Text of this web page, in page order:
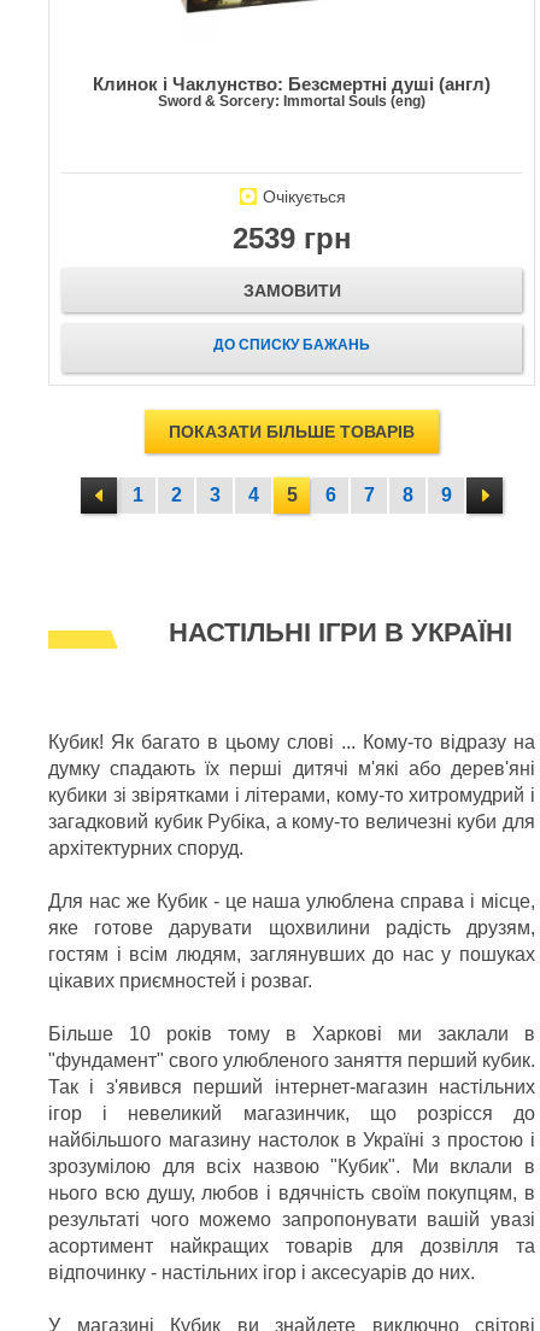
Клинок і Чаклунство: Безсмертні душі (англ)
Sword & Sorcery: Immortal Souls (eng)
Очікується
2539 грн
ЗАМОВИТИ
ДО СПИСКУ БАЖАНЬ
ПОКАЗАТИ БІЛЬШЕ ТОВАРІВ
1 2 3 4 5 6 7 8 9
НАСТІЛЬНІ ІГРИ В УКРАЇНІ
Кубик! Як багато в цьому слові ... Кому-то відразу на
думку спадають їх перші дитячі м'які або дерев'яні
кубики зі звірятками і літерами, кому-то хитромудрий і
загадковий кубик Рубіка, а кому-то величезні куби для
архітектурних споруд.
Для нас же Кубик - це наша улюблена справа і місце,
яке готове дарувати щохвилини радість друзям,
гостям і всім людям, заглянувших до нас у пошуках
цікавих приємностей і розваг.
Більше 10 років тому в Харкові ми заклали в
"фундамент" свого улюбленого заняття перший кубик.
Так і з'явився перший інтернет-магазин настільних
ігор і невеликий магазинчик, що розрісся до
найбільшого магазину настолок в Україні з простою і
зрозумілою для всіх назвою "Кубик". Ми вклали в
нього всю душу, любов і вдячність своїм покупцям, в
результаті чого можемо запропонувати вашій увазі
асортимент найкращих товарів для дозвілля та
відпочинку - настільних ігор і аксесуарів до них.
У магазині Кубик ви знайдете виключно світові